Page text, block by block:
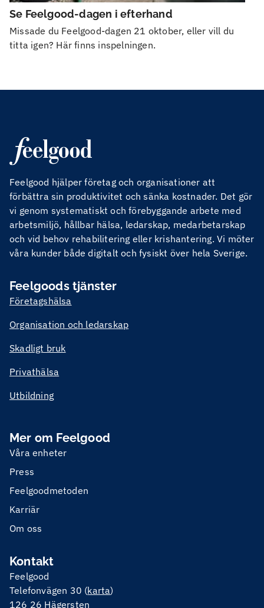
Se Feelgood-dagen i efterhand
Missade du Feelgood-dagen 21 oktober, eller vill du
titta igen? Här finns inspelningen.
Feelgood hjälper företag och organisationer att
förbättra sin produktivitet och sänka kostnader. Det gör
vi genom systematiskt och förebyggande arbete med
arbetsmiljö, hållbar hälsa, ledarskap, medarbetarskap
och vid behov rehabilitering eller krishantering. Vi möter
våra kunder både digitalt och fysiskt över hela Sverige.
Feelgoods tjänster
Företagshälsa
Organisation och ledarskap
Skadligt bruk
Privathälsa
Utbildning
Mer om Feelgood
Våra enheter
Press
Feelgoodmetoden
Karriär
Om oss
Kontakt
Feelgood
Telefonvägen 30 (karta)
126 26 Hägersten